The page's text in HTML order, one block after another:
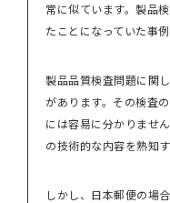
常に似ています。製品
たことになっていた事例
製品品質検査問題に関
があります。その検査
には容易に分かりませ
の技術的な内容を熟知
しかし、日本郵便の場